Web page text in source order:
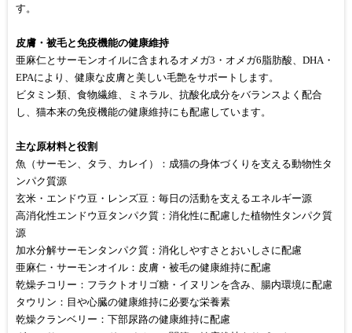
す。
皮膚・被毛と免疫機能の健康維持
亜麻仁とサーモンオイルに含まれるオメガ3・オメガ6脂肪酸、DHA・
EPAにより、健康な皮膚と美しい毛艶をサポートします。
ビタミン類、食物繊維、ミネラル、抗酸化成分をバランスよく配合
し、猫本来の免疫機能の健康維持にも配慮しています。
主な原材料と役割
魚（サーモン、タラ、カレイ）：成猫の身体づくりを支える動物性タ
ンパク質源
玄米・エンドウ豆・レンズ豆：毎日の活動を支えるエネルギー源
高消化性エンドウ豆タンパク質：消化性に配慮した植物性タンパク質
源
加水分解サーモンタンパク質：消化しやすさとおいしさに配慮
亜麻仁・サーモンオイル：皮膚・被毛の健康維持に配慮
乾燥チコリー：フラクトオリゴ糖・イヌリンを含み、腸内環境に配慮
タウリン：目や心臓の健康維持に必要な栄養素
乾燥クランベリー：下部尿路の健康維持に配慮